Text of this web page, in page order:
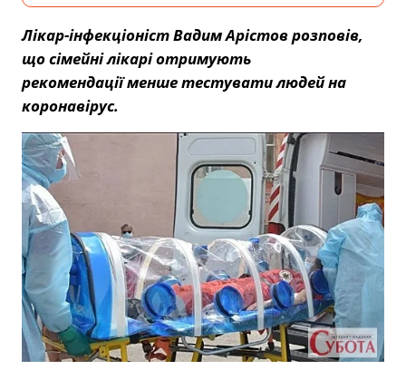
Лікар-інфекціоніст Вадим Арістов розповів,
що сімейні лікарі отримують
рекомендації менше тестувати людей на
коронавірус.